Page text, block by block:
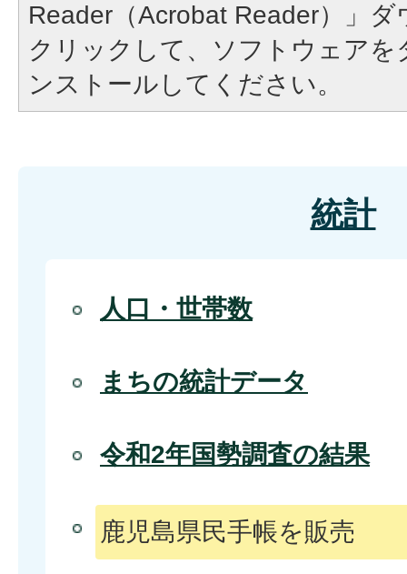
Reader（Acrobat Reader）」
クリックして、ソフトウェア
ンストールしてください。
統計
人口・世帯数
まちの統計データ
令和2年国勢調査の結果
鹿児島県民手帳を販売